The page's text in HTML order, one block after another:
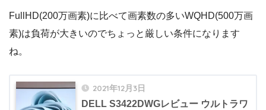
FullHD(200万画素)に比べて画素数の多いWQHD(500万画
素)は負荷が大きいのでちょっと厳しい条件になります
ね。
2021年12月3日
DELL S3422DWGレビュー ウルトラワ